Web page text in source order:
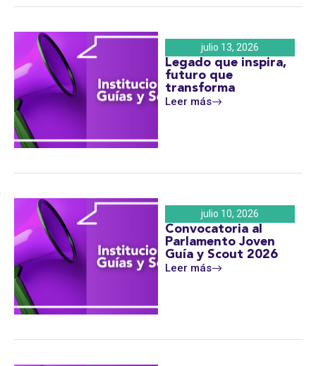
julio 13, 2026
Legado que inspira,
futuro que
transforma
Leer más
julio 10, 2026
Convocatoria al
Parlamento Joven
Guía y Scout 2026
Leer más